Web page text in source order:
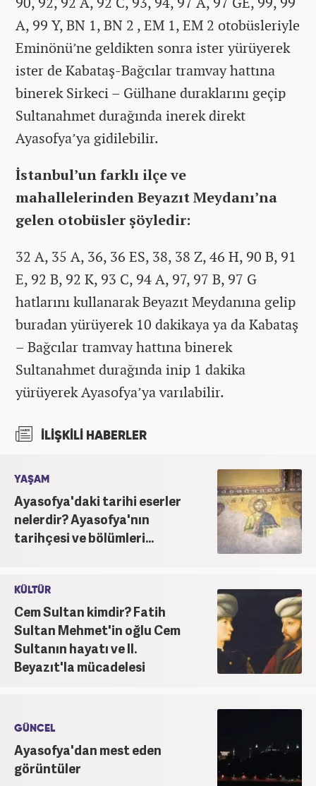
A, 99 Y, BN 1, BN 2 , EM 1, EM 2 otobüsleriyle
Eminönü’ne geldikten sonra ister yürüyerek
ister de Kabataş-Bağcılar tramvay hattına
binerek Sirkeci – Gülhane duraklarını geçip
Sultanahmet durağında inerek direkt
Ayasofya’ya gidilebilir.
İstanbul’un farklı ilçe ve
mahallelerinden Beyazıt Meydanı’na
gelen otobüsler şöyledir:
32 A, 35 A, 36, 36 ES, 38, 38 Z, 46 H, 90 B, 91
E, 92 B, 92 K, 93 C, 94 A, 97, 97 B, 97 G
hatlarını kullanarak Beyazıt Meydanına gelip
buradan yürüyerek 10 dakikaya ya da Kabataş
– Bağcılar tramvay hattına binerek
Sultanahmet durağında inip 1 dakika
yürüyerek Ayasofya’ya varılabilir.
İLİŞKİLİ HABERLER
YAŞAM
Ayasofya'daki tarihi eserler
nelerdir? Ayasofya'nın
tarihçesi ve bölümleri...
KÜLTÜR
Cem Sultan kimdir? Fatih
Sultan Mehmet'in oğlu Cem
Sultanın hayatı ve II.
Beyazıt'la mücadelesi
GÜNCEL
Ayasofya'dan mest eden
görüntüler